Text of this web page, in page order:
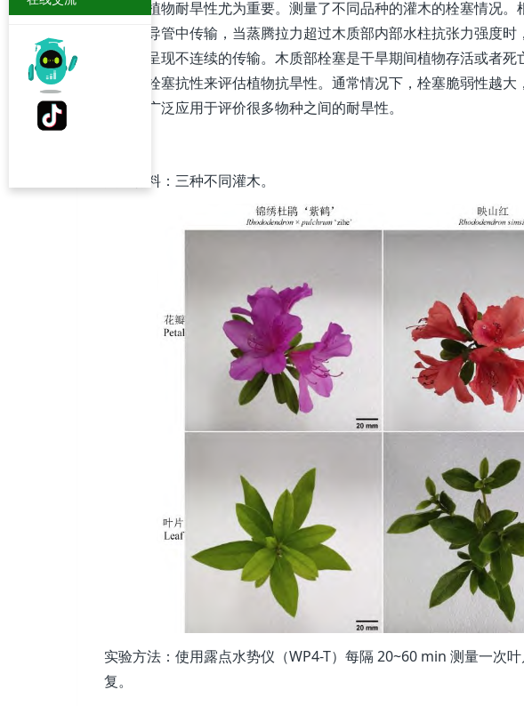
对评估植物耐旱性尤为重要。测量了不同品种的灌木的栓塞情况
木质部导管中传输，当蒸腾拉力超过木质部内部水柱抗张力强度
导管内呈现不连续的传输。木质部栓塞是干旱期间植物存活或者
木质部栓塞抗性来评估植物抗旱性。通常情况下，栓塞脆弱性越
已经被广泛应用于评价很多物种之间的耐旱性。
实验材料：三种不同灌木。
实验方法：使用露点水势仪（WP4-T）每隔 20~60 min 测量一次
复。